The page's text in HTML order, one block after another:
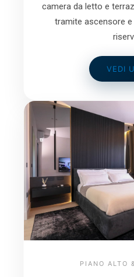
camera da letto e
tramite ascensore
VEDI
PIANO ALTO